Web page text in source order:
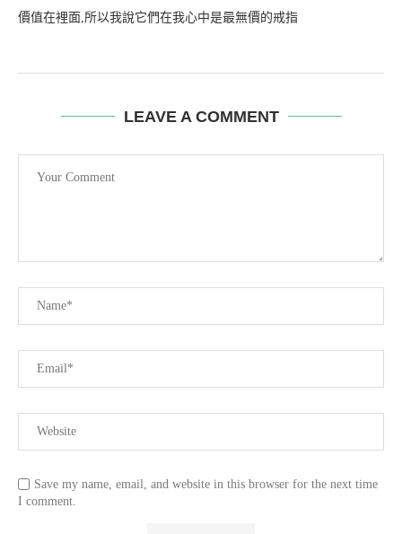
價值在裡面,所以我說它們在我心中是最無價的戒指
LEAVE A COMMENT
Save my name, email, and website in this browser for the next time
I comment.